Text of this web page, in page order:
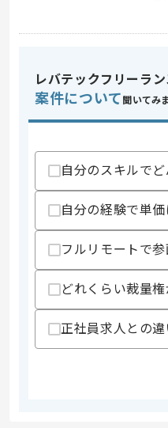
スキル
求
歓
・
精算・お支払い
精
精
レバテックフリーラ
案件について 聞いてみ
自分のスキルで
自分の経験で単
フルリモートで
どれくらい裁量
正社員求人との違